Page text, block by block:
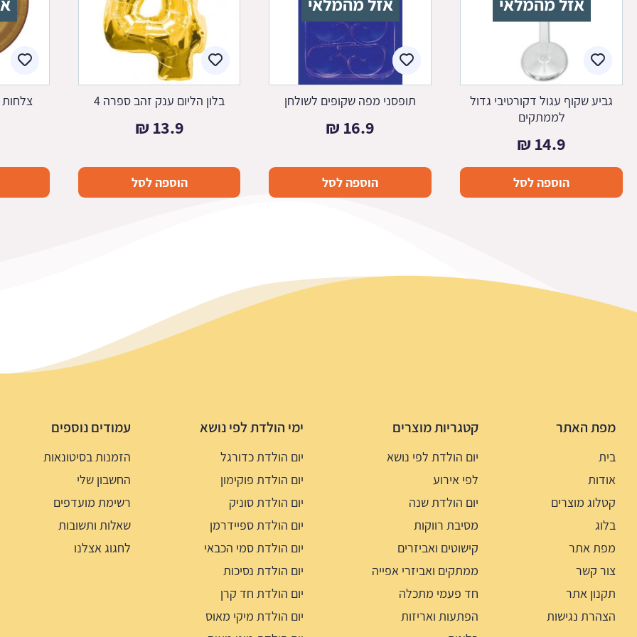
גביע שקוף עגול דקורטיבי גדול
לממתקים
14.9
₪
הוספה לסל
תופסני מפה שקופים לשולחן
16.9
₪
הוספה לסל
בלון הליום ענק זהב ספרה 4
13.9
₪
הוספה לסל
צלחות
מפת האתר
בית
אודות
קטלוג מוצרים
בלוג
מפת אתר
צור קשר
תקנון אתר
הצהרת נגישות
קטגריות מוצרים
יום הולדת לפי נושא
לפי אירוע
יום הולדת שנה
מסיבת רווקות
קישוטים ואביזרים
ממתקים ואביזרי אפייה
חד פעמי מתכלה
הפתעות ואריזות
ימי הולדת לפי נושא
יום הולדת כדורגל
יום הולדת פוקימון
יום הולדת סוניק
יום הולדת ספיידרמן
יום הולדת סמי הכבאי
יום הולדת נסיכות
יום הולדת חד קרן
יום הולדת מיקי מאוס
עמודים נוספים
הזמנות בסיטונאות
החשבון שלי
רשימת מועדפים
שאלות ותשובות
לחגוג אצלנו